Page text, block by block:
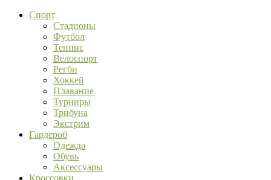
Спорт
Стадионы
Футбол
Теннис
Велоспорт
Регби
Хоккей
Плавание
Турниры
Трибуна
Экстрим
Гардероб
Одежда
Обувь
Аксессуары
Кроссовки